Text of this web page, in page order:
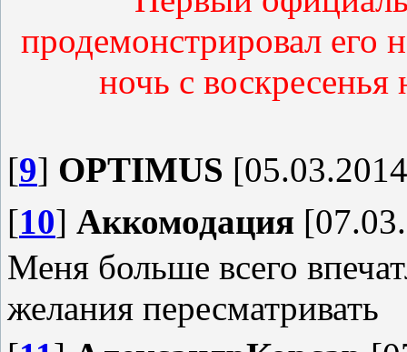
продемонстрировал его
ночь с
[9] OPTIMUS
[10] Аккомодация
Меня больше всего
желания пересматривать